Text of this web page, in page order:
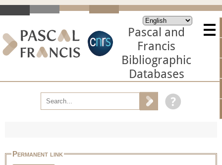
Pascal and
Francis
Bibliographic
Databases
Permanent link